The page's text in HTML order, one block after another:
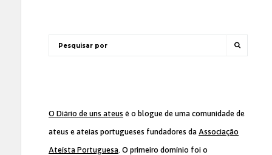
O Diário de uns ateus é o blogue de uma comunidade de
ateus e ateias portugueses fundadores da Associação
Ateísta Portuguesa. O primeiro domínio foi o